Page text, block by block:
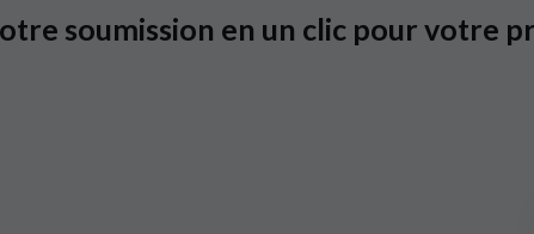
soumission en un clic pour votre